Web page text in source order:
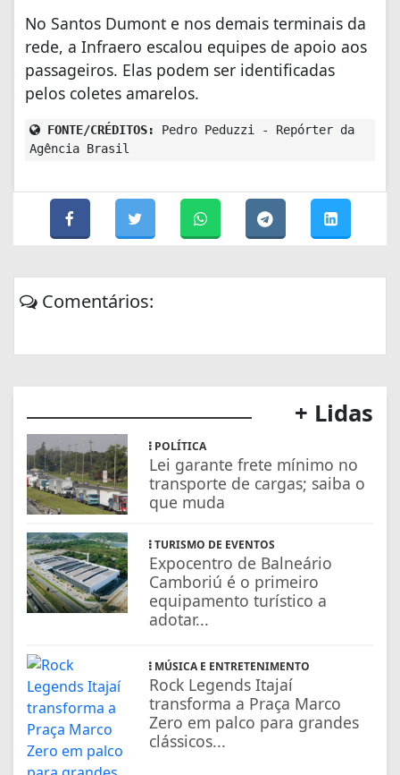
No Santos Dumont e nos demais terminais da
rede, a Infraero escalou equipes de apoio aos
passageiros. Elas podem ser identificadas
pelos coletes amarelos.
FONTE/CRÉDITOS:
Pedro Peduzzi - Repórter da
Agência Brasil
Comentários:
+ Lidas
POLÍTICA
Lei garante frete mínimo no
transporte de cargas; saiba o
que muda
TURISMO DE EVENTOS
Expocentro de Balneário
Camboriú é o primeiro
equipamento turístico a
adotar...
MÚSICA E ENTRETENIMENTO
Rock Legends Itajaí
transforma a Praça Marco
Zero em palco para grandes
clássicos...